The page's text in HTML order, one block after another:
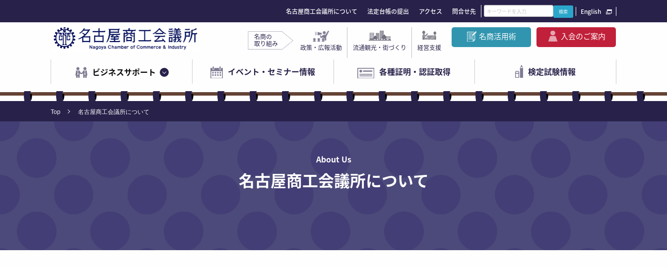
ビジネスサポート イベント・セミナー情報 各種証明・認証取得 検定試験情報
名商の
取り組み 政策・広報活動 流通観光・街づくり 経営支援
名商活用術 入会のご案内
名古屋商工会議所について 法定台帳の提出 アクセス 問合せ先 English
Top 名古屋商工会議所について
About Us
名古屋商工会議所について